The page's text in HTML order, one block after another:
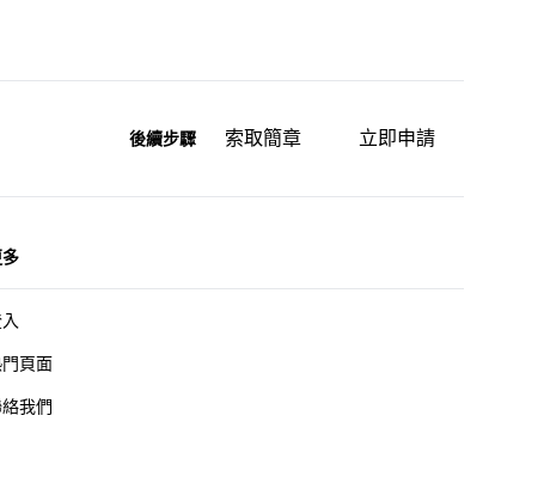
後續步驟 索取簡章 立即申請
頁面
我們